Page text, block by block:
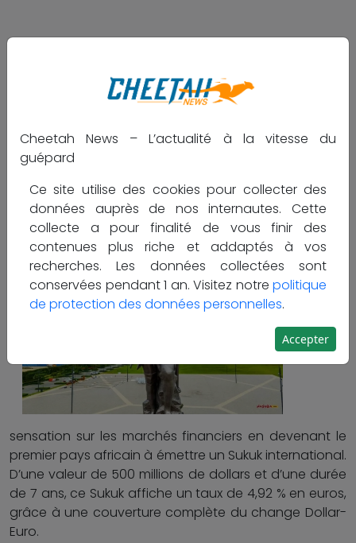
#Sukuk
23 janvier 2026,parCheetah.News - Site
Le Bénin
fait
sensation sur les marchés financiers en devenant le
premier pays africain à émettre un Sukuk international.
D’une valeur de 500 millions de dollars et d’une durée
de 7 ans, ce Sukuk affiche un taux de 4,92 % en euros,
grâce à une couverture complète du change Dollar-
Euro.
Cheetah News – L’actualité à la vitesse du
guépard
Ce site utilise des cookies pour collecter des
données auprès de nos internautes. Cette
collecte a pour finalité de vous finir des
contenues plus riche et addaptés à vos
recherches. Les données collectées sont
conservées pendant 1 an. Visitez notre politique
de protection des données personnelles.
Accepter